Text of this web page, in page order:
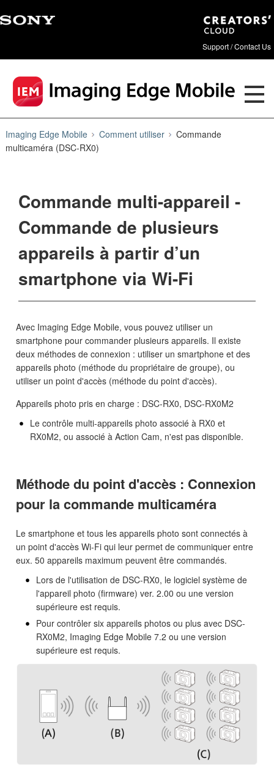
Support / Contact Us
Imaging Edge Mobile Comment utiliser
Commande
multicaméra (DSC-RX0)
Commande multi-appareil -
Commande de plusieurs
appareils à partir d’un
smartphone via Wi-Fi
Avec Imaging Edge Mobile, vous pouvez utiliser un
smartphone pour commander plusieurs appareils. Il existe
deux méthodes de connexion : utiliser un smartphone et des
appareils photo (méthode du propriétaire de groupe), ou
utiliser un point d'accès (méthode du point d'accès).
Appareils photo pris en charge : DSC-RX0, DSC-RX0M2
Le contrôle multi-appareils photo associé à RX0 et
RX0M2, ou associé à Action Cam, n'est pas disponible.
Méthode du point d'accès : Connexion
pour la commande multicaméra
Le smartphone et tous les appareils photo sont connectés à
un point d'accès Wi-Fi qui leur permet de communiquer entre
eux. 50 appareils maximum peuvent être commandés.
Lors de l'utilisation de DSC-RX0, le logiciel système de
l'appareil photo (firmware) ver. 2.00 ou une version
supérieure est requis.
Pour contrôler six appareils photos ou plus avec DSC-
RX0M2, Imaging Edge Mobile 7.2 ou une version
supérieure est requis.